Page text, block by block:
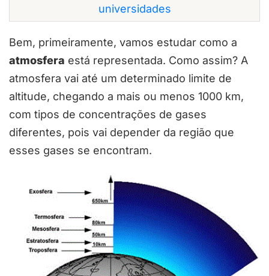
universidades
Bem, primeiramente, vamos estudar como a
atmosfera está representada. Como assim? A
atmosfera vai até um determinado limite de
altitude, chegando a mais ou menos 1000 km,
com tipos de concentrações de gases
diferentes, pois vai depender da região que
esses gases se encontram.